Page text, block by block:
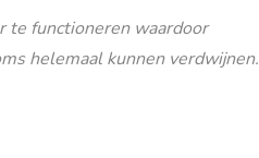
te functioneren waardoor
helemaal kunnen verdwijnen.